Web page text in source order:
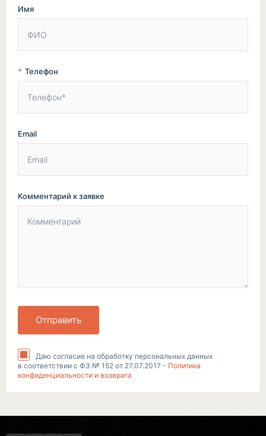
Имя
Телефон
Email
Комментарий к заявке
Отправить
Даю согласие на обработку персональных данных
в соответствии с ФЗ № 152 от 27.07.2017 - Политика
конфиденциальности и возврата